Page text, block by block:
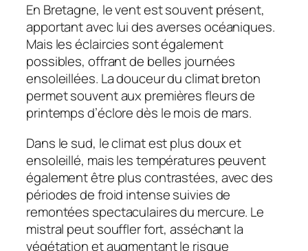
En Bretagne, le vent est souvent présent,
apportant avec lui des averses océaniques.
Mais les éclaircies sont également
possibles, offrant de belles journées
ensoleillées. La douceur du climat breton
permet souvent aux premières fleurs de
printemps d’éclore dès le mois de mars.
Dans le sud, le climat est plus doux et
ensoleillé, mais les températures peuvent
également être plus contrastées, avec des
périodes de froid intense suivies de
remontées spectaculaires du mercure. Le
mistral peut souffler fort, asséchant la
végétation et augmentant le risque